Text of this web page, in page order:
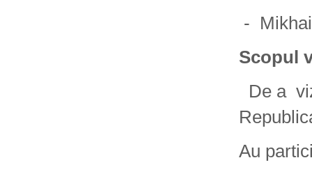
-
Scopul
De a
Au